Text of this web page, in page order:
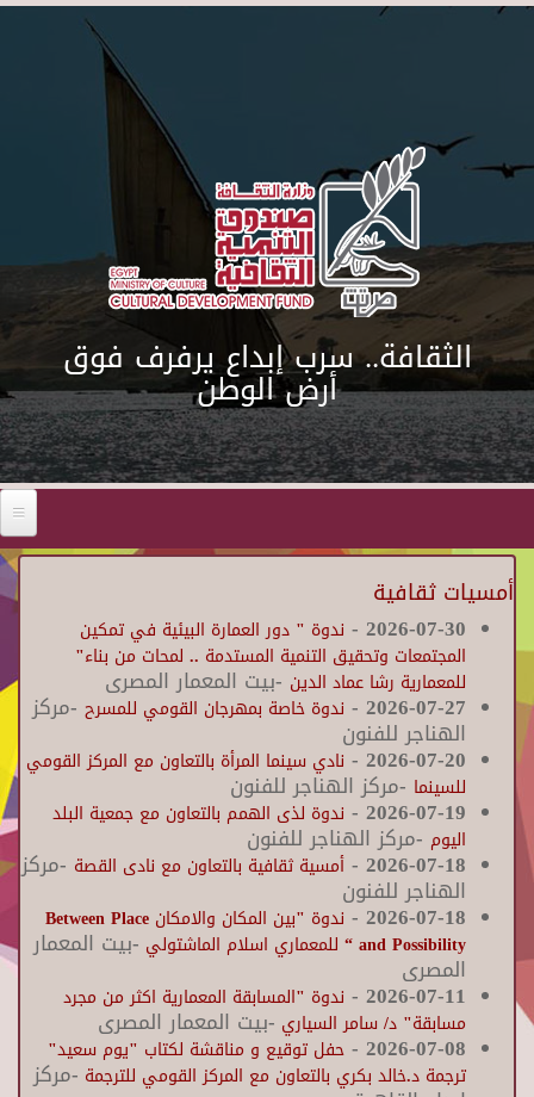
Skip to main content
الثقافة.. سرب إبداع يرفرف فوق
أرض الوطن
أمسيات ثقافية
2026-07-30
- ندوة " دور العمارة البيئية في تمكين
المجتمعات وتحقيق التنمية المستدمة .. لمحات من بناء"
للمعمارية رشا عماد الدين -بيت المعمار المصرى
2026-07-27
- ندوة خاصة بمهرجان القومي للمسرح -مركز
الهناجر للفنون
2026-07-20
- نادي سينما المرأة بالتعاون مع المركز القومي
للسينما -مركز الهناجر للفنون
2026-07-19
- ندوة لذى الهمم بالتعاون مع جمعية البلد
اليوم -مركز الهناجر للفنون
2026-07-18
- أمسية ثقافية بالتعاون مع نادى القصة -مركز
الهناجر للفنون
2026-07-18
-
ندوة "بين المكان والامكان Between Place
and Possibility “ للمعماري اسلام الماشتولي
-بيت المعمار
المصرى
2026-07-11
- ندوة "المسابقة المعمارية اكثر من مجرد
مسابقة" د/ سامر السياري -بيت المعمار المصرى
2026-07-08
- حفل توقيع و مناقشة لكتاب "يوم سعيد"
ترجمة د.خالد بكري بالتعاون مع المركز القومي للترجمة -مركز